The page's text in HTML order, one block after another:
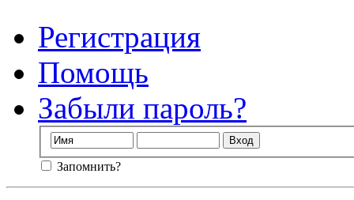
Регистрация
Помощь
Забыли пароль?
Запомнить?